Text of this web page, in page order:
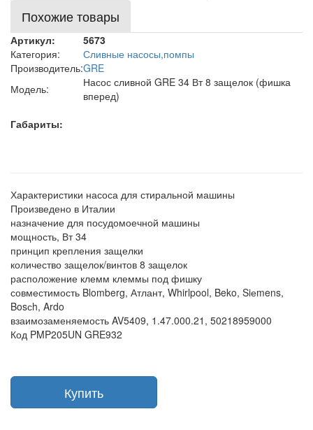
Похожие товары
Артикул:
5673
Категория:
Сливные насосы,помпы
Производитель:GRE
Модель:
Насос сливной GRE 34 Вт 8 защелок (фишка
вперед)
Габариты:
Характеристики насоса для стиральной машины
Произведено в Италии
назначение для посудомоечной машины
мощность, Вт 34
принцип крепления защелки
количество защелок/винтов 8 защелок
расположение клемм клеммы под фишку
совместимость Blomberg, Атлант, Whirlpool, Beko, Siеmens,
Bosсh, Ardo
взаимозаменяемость AV5409, 1.47.000.21, 50218959000
Код PMP205UN GRE932